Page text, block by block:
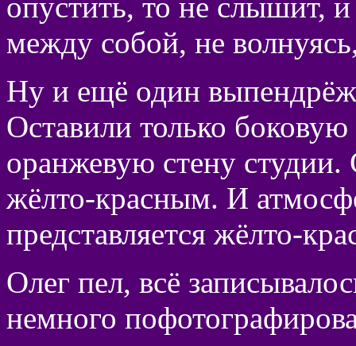
между собой, не
Ну и ещё один
Оставили только
оранжевую стену студии.
жёлто-красным. И
представляется жёлто-
Олег пел, всё
немного